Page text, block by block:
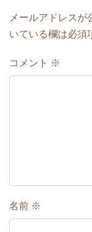
メールアドレスが
いている欄は必須
コメント ※
名前 ※